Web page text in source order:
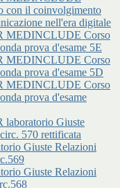
con il coinvolgimento
nell'era digitale
MEDINCLUDE Corso
prova d'esame 5E
MEDINCLUDE Corso
prova d'esame 5D
MEDINCLUDE Corso
prova d'esame
laboratorio Giuste
570 rettificata
Giuste Relazioni
Giuste Relazioni